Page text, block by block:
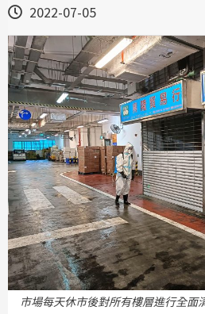
2022-07-05
市場每天休市後對所有樓層進行全面